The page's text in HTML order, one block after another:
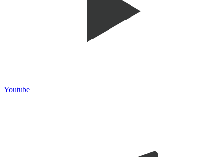
Youtube